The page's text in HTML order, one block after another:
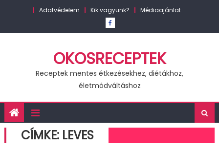
Adatvédelem Kik vagyunk? Médiaajánlat
OKOSRECEPTEK
Receptek mentes étkezésekhez, diétákhoz,
életmódváltáshoz
CÍMKE: LEVES